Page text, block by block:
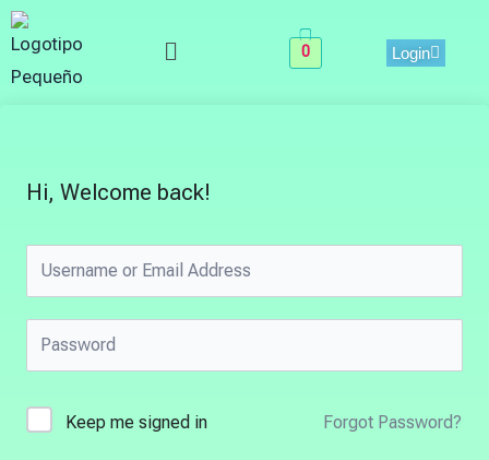
Skip
to
content
Menu 0 Login
Hi, Welcome back!
Keep me signed in Forgot Password?